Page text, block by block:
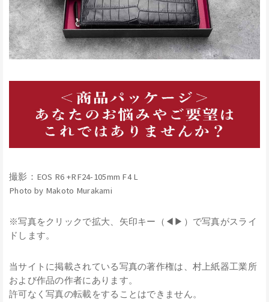
撮影：EOS R6 +RF24-105mm F4 L
Photo by Makoto Murakami
※写真をクリックで拡大、矢印キー（◀▶）で写真がスライ
ドします。
当サイトに掲載されている写真の著作権は、村上紙器工業所
および作品の作者にあります。
許可なく写真の転載をすることはできません。